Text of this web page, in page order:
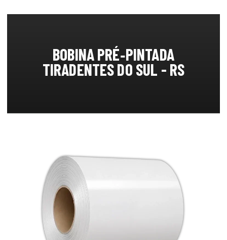
BOBINA PRÉ‑PINTADA
TIRADENTES DO SUL - RS